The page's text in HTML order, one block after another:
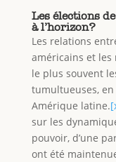
Les élections
à l’horizon?
Les relations
américains et les
le plus souvent
tumultueuses,
Amérique latine.
sur les
pouvoir, d’une
ont été